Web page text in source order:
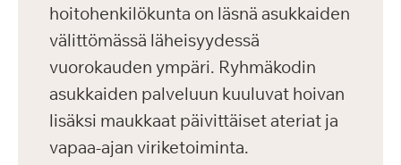
hoitohenkilökunta on läsnä asukkaiden
välittömässä läheisyydessä
vuorokauden ympäri. Ryhmäkodin
asukkaiden palveluun kuuluvat hoivan
lisäksi maukkaat päivittäiset ateriat ja
vapaa-ajan viriketoiminta.